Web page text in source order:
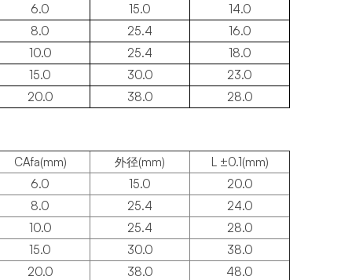
6.0
15.0
14.0
8.0
25.4
16.0
10.0
25.4
18.0
15.0
30.0
23.0
20.0
38.0 28.0
CAfa(mm) 外径(mm)
L ±0.1(mm)
6.0
15.0
20.0
8.0
25.4
24.0
10.0
25.4
28.0
15.0
30.0
38.0
20.0
38.0 48.0